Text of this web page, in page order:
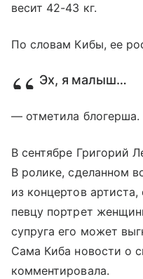
весит 42-43 кг.
По словам Кибы, ее
Эх, я малыш…
— отметила блогерша.
В сентябре Григорий
В ролике, сделанном
из концертов
певцу портрет
супруга его может
Сама Киба новости о
комментировала.